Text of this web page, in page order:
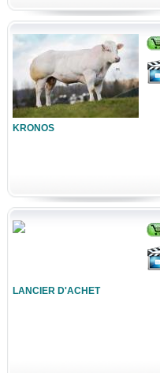
KRONOS
LANCIER D'ACHET